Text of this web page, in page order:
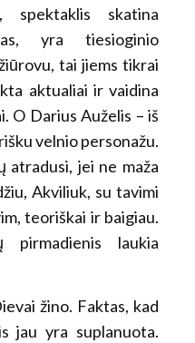
spektaklis skatina
yra tiesioginio
tai jiems tikrai
aktualiai ir vaidina
O Darius Auželis – iš
velnio personažu.
atradusi, jei ne maža
Akviliuk, su tavimi
teoriškai ir baigiau.
laukia
žino. Faktas, kad
jau yra suplanuota.